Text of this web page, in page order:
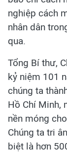
nghiệp cách
nhân dân
qua.
Tổng Bí thư,
kỷ niệm 101
chúng ta
Hồ Chí Minh,
nền móng
Chúng ta tri
biệt là hơn